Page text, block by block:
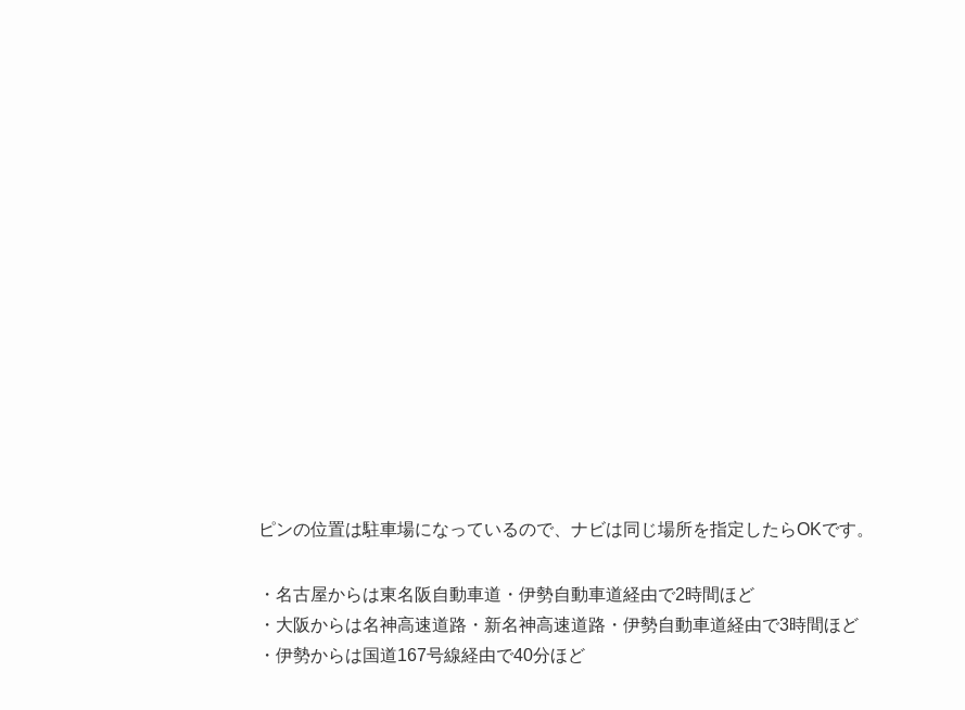
ピンの位置は駐車場になっているので、ナビは同じ場所を指定したらOKです。
・名古屋からは東名阪自動車道・伊勢自動車道経由で2時間ほど
・大阪からは名神高速道路・新名神高速道路・伊勢自動車道経由で3時間ほど
・伊勢からは国道167号線経由で40分ほど